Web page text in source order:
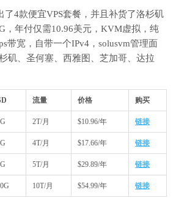
了4款便宜VPS套餐，并且补货了洛杉矶
，年付仅需10.96美元，KVM虚拟，纯
带宽，自带一个IPv4，solusvm管理面
矶、圣何塞、西雅图、芝加哥、达拉
流量 价格 购买
2T/月 $10.96/年 链接
4T/月 $17.66/年 链接
5T/月 $29.89/年 链接
10T/月 $54.99/年 链接